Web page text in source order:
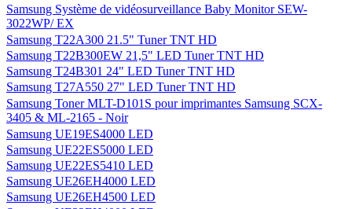
Samsung Système de vidéosurveillance Baby Monitor SEW-
3022WP/ EX
Samsung T22A300 21.5" Tuner TNT HD
Samsung T22B300EW 21,5" LED Tuner TNT HD
Samsung T24B301 24" LED Tuner TNT HD
Samsung T27A550 27" LED Tuner TNT HD
Samsung Toner MLT-D101S pour imprimantes Samsung SCX-
3405 & ML-2165 - Noir
Samsung UE19ES4000 LED
Samsung UE22ES5000 LED
Samsung UE22ES5410 LED
Samsung UE26EH4000 LED
Samsung UE26EH4500 LED